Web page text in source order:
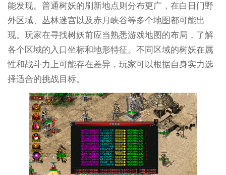
能发现。普通树妖的刷新地点则分布更广，在白日门野
外区域、丛林迷宫以及赤月峡谷等多个地图都可能出
现。玩家在寻找树妖前应当熟悉游戏地图的布局，了解
各个区域的入口坐标和地形特征。不同区域的树妖在属
性和战斗力上可能存在差异，玩家可以根据自身实力选
择适合的挑战目标。